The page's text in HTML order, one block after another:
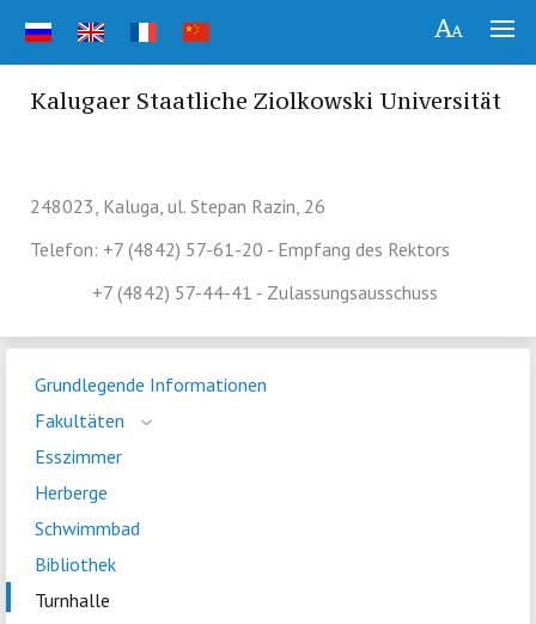
Kalugaer Staatliche Ziolkowski Universität
248023, Kaluga, ul. Stepan Razin, 26
Telefon: +7 (4842) 57-61-20 - Empfang des Rektors
+7 (4842) 57-44-41 - Zulassungsausschuss
Grundlegende Informationen
Fakultäten
Esszimmer
Herberge
Schwimmbad
Bibliothek
Turnhalle